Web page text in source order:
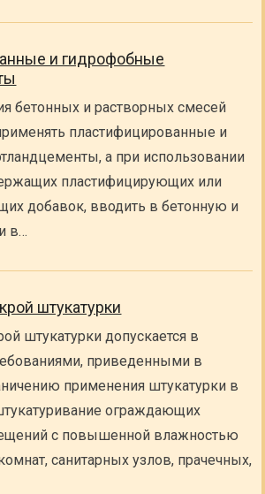
и гидрофобные
бетонных и растворных смесей
пластифицированные и
а при использовании
пластифицирующих или
добавок, вводить в бетонную и
в…
штукатурки
штукатурки допускается в
приведенными в
применения штукатурки в
ограждающих
с повышенной влажностью
санитарных узлов, прачечных,